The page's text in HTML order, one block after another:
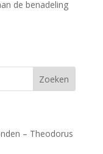
de benadeling
– Theodorus